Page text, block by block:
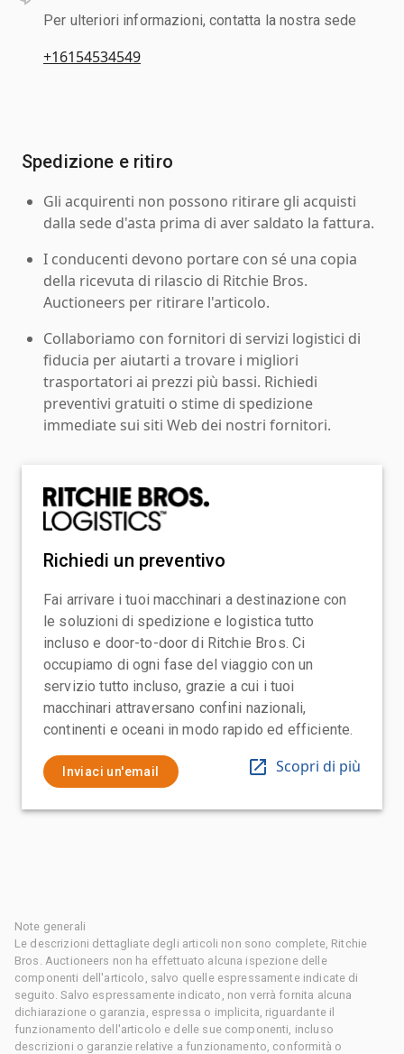
Per ulteriori informazioni, contatta la nostra sede
+16154534549
Spedizione e ritiro
Gli acquirenti non possono ritirare gli acquisti
dalla sede d'asta prima di aver saldato la fattura.
I conducenti devono portare con sé una copia
della ricevuta di rilascio di Ritchie Bros.
Auctioneers per ritirare l'articolo.
Collaboriamo con fornitori di servizi logistici di
fiducia per aiutarti a trovare i migliori
trasportatori ai prezzi più bassi. Richiedi
preventivi gratuiti o stime di spedizione
immediate sui siti Web dei nostri fornitori.
Richiedi un preventivo
Fai arrivare i tuoi macchinari a destinazione con
le soluzioni di spedizione e logistica tutto
incluso e door-to-door di Ritchie Bros. Ci
occupiamo di ogni fase del viaggio con un
servizio tutto incluso, grazie a cui i tuoi
macchinari attraversano confini nazionali,
continenti e oceani in modo rapido ed efficiente.
Inviaci un'email Scopri di più
Note generali
Le descrizioni dettagliate degli articoli non sono complete, Ritchie
Bros. Auctioneers non ha effettuato alcuna ispezione delle
componenti dell'articolo, salvo quelle espressamente indicate di
seguito. Salvo espressamente indicato, non verrà fornita alcuna
dichiarazione o garanzia, espressa o implicita, riguardante il
funzionamento dell'articolo e delle sue componenti, incluso
descrizioni o garanzie relative a funzionamento, conformità o